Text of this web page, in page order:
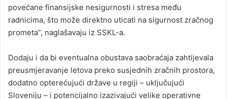
povećane finansijske nesigurnosti i stresa među
radnicima, što može direktno uticati na sigurnost zračnog
prometa”, naglašavaju iz SSKL-a.
Dodaju i da bi eventualna obustava saobraćaja zahtijevala
preusmjeravanje letova preko susjednih zračnih prostora,
dodatno opterećujući države u regiji – uključujući
Sloveniju – i potencijalno izazivajući velike operativne